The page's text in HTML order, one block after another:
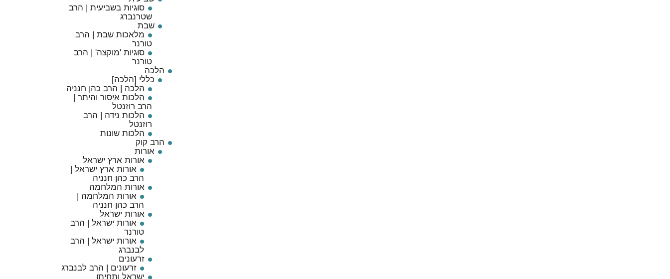
סוגיות בשביעית | הרב
שטרנברג
שבת
מלאכות שבת | הרב
טורנר
סוגיות 'מוקצה' | הרב
טורנר
הלכה
כללי [הלכה]
הלכה | הרב כהן חנניה
הלכות איסור והיתר |
הרב רוזנטל
הלכות נידה | הרב
רוזנטל
הלכות שונות
הרב קוק
אורות
אורות ארץ ישראל
אורות ארץ ישראל |
הרב כהן חנניה
אורות המלחמה
אורות המלחמה |
הרב כהן חנניה
אורות ישראל
אורות ישראל | הרב
טורנר
אורות ישראל | הרב
לבנברג
זרעונים
זרעונים | הרב לבנברג
ישראל ותחיתו